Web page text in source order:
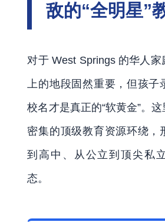
敌的“全明星”
对于 West Springs 的华人
上的地段固然重要，但孩子
校名才是真正的“软黄金”。
密集的顶级教育资源环绕，
到高中、从公立到顶尖私
态。